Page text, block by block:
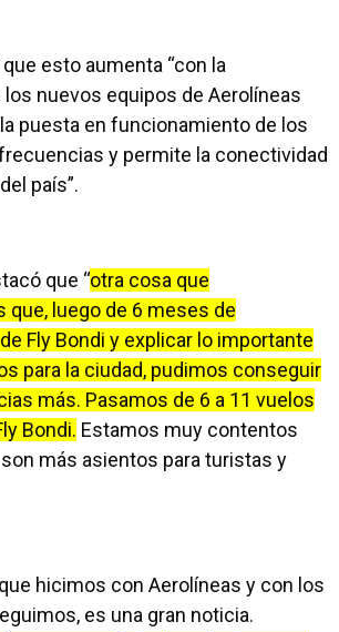
esto aumenta “con la
nuevos equipos de Aerolíneas
puesta en funcionamiento de los
y permite la conectividad
país”.
que “otra cosa que
que, luego de 6 meses de
Fly Bondi y explicar lo importante
para la ciudad, pudimos conseguir
más. Pasamos de 6 a 11 vuelos
Bondi. Estamos muy contentos
más asientos para turistas y
hicimos con Aerolíneas y con los
es una gran noticia.